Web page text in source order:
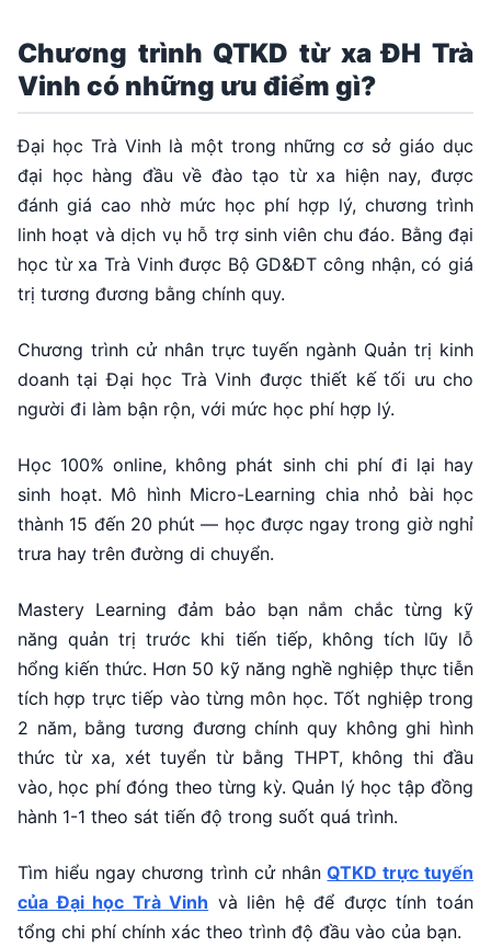
Chương trình QTKD từ xa ĐH Trà
Vinh có những ưu điểm gì?
Đại học Trà Vinh là một trong những cơ sở giáo dục
đại học hàng đầu về đào tạo từ xa hiện nay, được
đánh giá cao nhờ mức học phí hợp lý, chương trình
linh hoạt và dịch vụ hỗ trợ sinh viên chu đáo. Bằng đại
học từ xa Trà Vinh được Bộ GD&ĐT công nhận, có giá
trị tương đương bằng chính quy.
Chương trình cử nhân trực tuyến ngành Quản trị kinh
doanh tại Đại học Trà Vinh được thiết kế tối ưu cho
người đi làm bận rộn, với mức học phí hợp lý.
Học 100% online, không phát sinh chi phí đi lại hay
sinh hoạt. Mô hình Micro-Learning chia nhỏ bài học
thành 15 đến 20 phút — học được ngay trong giờ nghỉ
trưa hay trên đường di chuyển.
Mastery Learning đảm bảo bạn nắm chắc từng kỹ
năng quản trị trước khi tiến tiếp, không tích lũy lỗ
hổng kiến thức. Hơn 50 kỹ năng nghề nghiệp thực tiễn
tích hợp trực tiếp vào từng môn học. Tốt nghiệp trong
2 năm, bằng tương đương chính quy không ghi hình
thức từ xa, xét tuyển từ bằng THPT, không thi đầu
vào, học phí đóng theo từng kỳ. Quản lý học tập đồng
hành 1-1 theo sát tiến độ trong suốt quá trình.
Tìm hiểu ngay chương trình cử nhânQTKD trực tuyến
của Đại học Trà Vinh và liên hệ để được tính toán
tổng chi phí chính xác theo trình độ đầu vào của bạn.